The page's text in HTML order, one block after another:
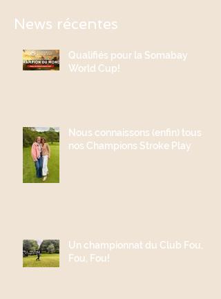
News récentes
Qualifiés pour la Somabay
World Cup!
Nous connaissons (enfin) tous
nos Champions Stroke Play
Un championnat du Club Fou,
Fou, Fou!